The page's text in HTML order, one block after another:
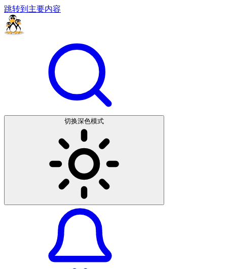
跳转到主要内容
切换深色模式